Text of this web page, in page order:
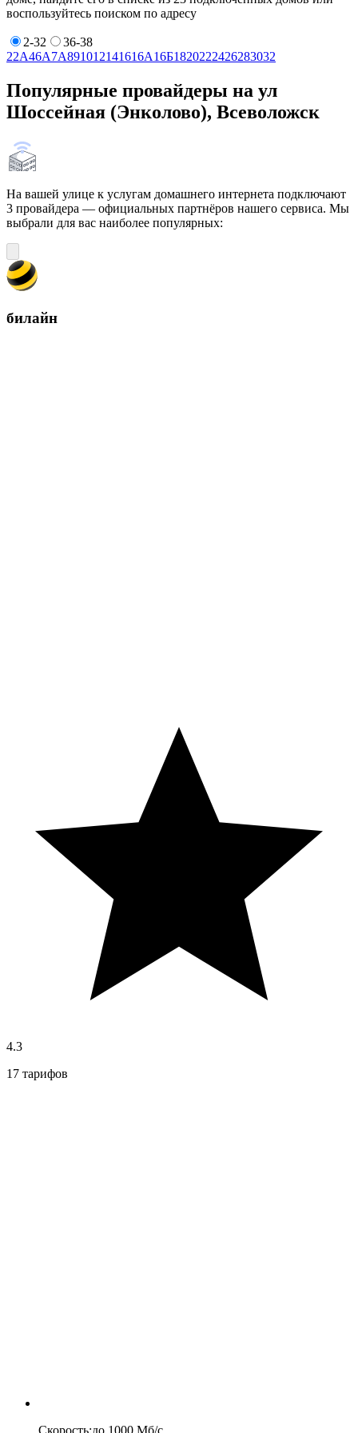
воспользуйтесь поиском по адресу
2-32
36-38
22А46А7А891012141616А16Б1820222426283032
Популярные провайдеры на ул
Шоссейная (Энколово), Всеволожск
На вашей улице к услугам домашнего интернета подключают
3 провайдера — официальных партнёров нашего сервиса. Мы
выбрали для вас наиболее популярных:
билайн
4.3
17 тарифов
Скорость:до 1000 Мб/c